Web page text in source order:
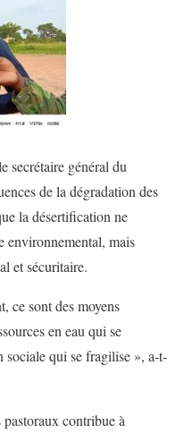
secrétaire général du
de la dégradation des
la désertification ne
environnemental, mais
et sécuritaire.
ce sont des moyens
en eau qui se
sociale qui se fragilise », a-t-
contribue à